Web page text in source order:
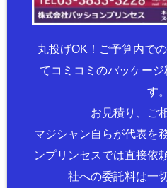
丸投げOK！ご予算内で
てコミコミのパッケー
す。
お見積り、ご
マジシャン自らが代表を
ンプリンセスでは直接依
社への委託料は一